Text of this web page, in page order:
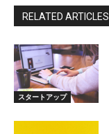
RELATED ARTICLES
スタートアップ